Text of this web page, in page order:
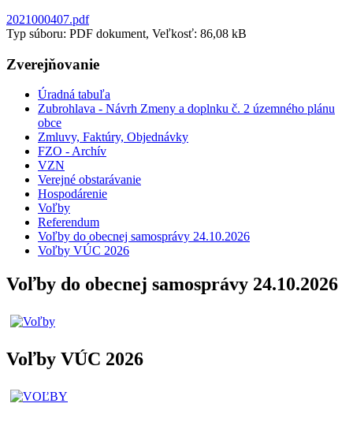
2021000407.pdf
Typ súboru: PDF dokument, Veľkosť: 86,08 kB
Zverejňovanie
Úradná tabuľa
Zubrohlava - Návrh Zmeny a doplnku č. 2 územného plánu
obce
Zmluvy, Faktúry, Objednávky
FZO - Archív
VZN
Verejné obstarávanie
Hospodárenie
Voľby
Referendum
Voľby do obecnej samosprávy 24.10.2026
Voľby VÚC 2026
Voľby do obecnej samosprávy 24.10.2026
Voľby VÚC 2026